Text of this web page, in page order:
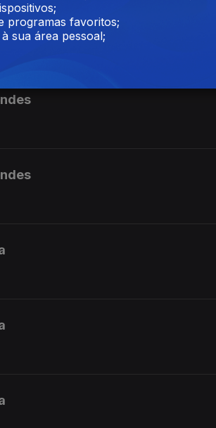
programas favoritos;
sua área pessoal;